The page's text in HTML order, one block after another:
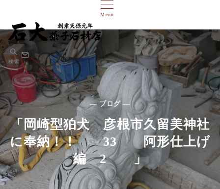
Menu
検索
— ブログ —
「岡崎型狛犬 彦根市久留美神社
に奉納！！ 33 阿形仕上げ
編 2 」